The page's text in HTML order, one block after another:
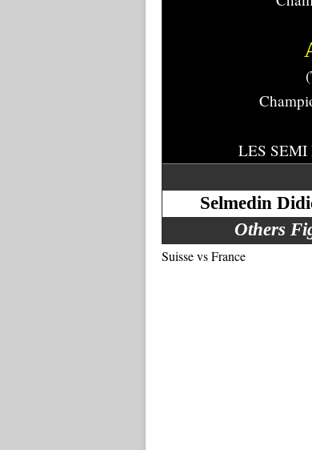
LES SEMI
Selmedin
Others
Suisse vs France